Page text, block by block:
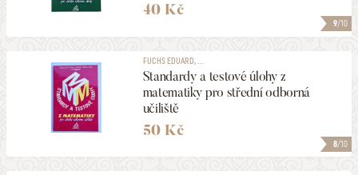
9/10
40 Kč
8/10
FUCHS EDUARD, ...
Standardy a testové úlohy z
matematiky pro střední odborná
učiliště
50 Kč